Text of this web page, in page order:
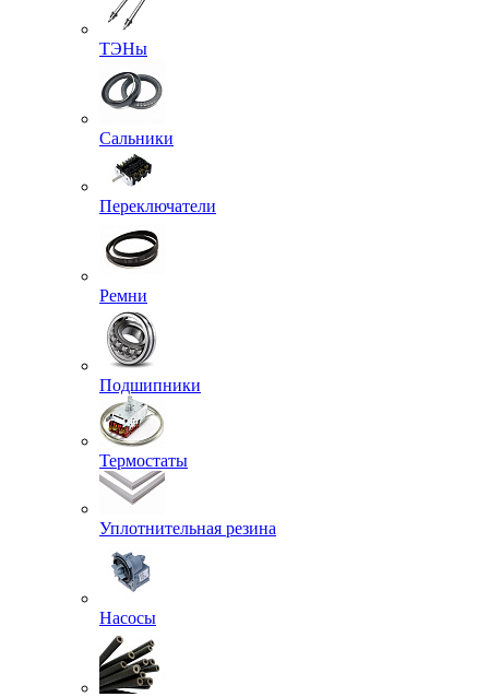
ТЭНы
Сальники
Переключатели
Ремни
Подшипники
Термостаты
Уплотнительная резина
Насосы